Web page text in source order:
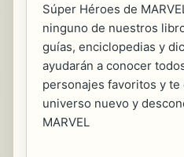
Súper Héroes de
ninguno de nuestros
guías, enciclopedias y
ayudarán a conocer
personajes favoritos y
universo nuevo y
MARVEL